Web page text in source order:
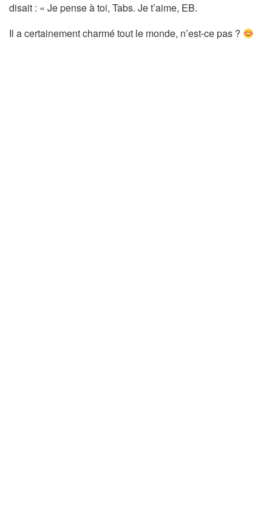
disait : « Je pense à toi, Tabs. Je t’aime, EB.
Il a certainement charmé tout le monde, n’est-ce pas ?